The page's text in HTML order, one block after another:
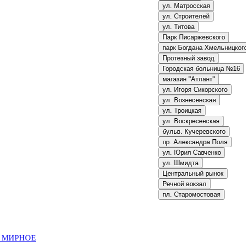
ул. Матросская
ул. Строителей
ул. Титова
Парк Писаржевского
парк Богдана
Протезный завод
Городская больница №16
магазин "Атлант"
ул. Игоря Сикорского
ул. Вознесенская
ул. Троицкая
ул. Воскресенская
бульв. Кучеревского
пр. Александра Поля
ул. Юрия Савченко
ул. Шмидта
Центральный рынок
Речной вокзал
пл. Старомостовая
МИРНОЕ